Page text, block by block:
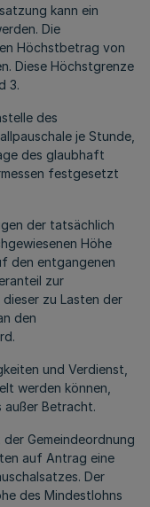
kann ein
Die
Höchstbetrag von
Diese Höchstgrenze
3.
des
je Stunde,
des glaubhaft
festgesetzt
der tatsächlich
Höhe
den entgangenen
zur
zu Lasten der
den
und Verdienst,
werden können,
außer Betracht.
Gemeindeordnung
auf Antrag eine
Der
des Mindestlohns